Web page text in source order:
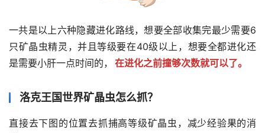
一共是以上六种隐藏进化路线，想要全部收集完最少需要6
只矿晶虫精灵，并且等级要在40级以上，想要全都进化还
是需要小肝一点时间的，
在进化之前撞够次数就可以了。
洛克王国世界矿晶虫怎么抓？
直接去下图的位置去抓捕高等级矿晶虫，减少经验果的消